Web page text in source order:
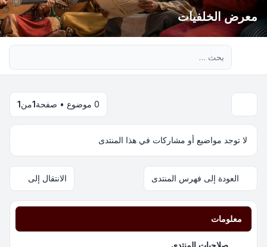
معرض الخلفيات
0 موضوع • صفحة 1من1
لا توجد مواضيع أو مشاركات في هذا المنتدى
العودة إلى فهرس المنتدى الانتقال إلى
معلومات
صلاحيات المنتدى